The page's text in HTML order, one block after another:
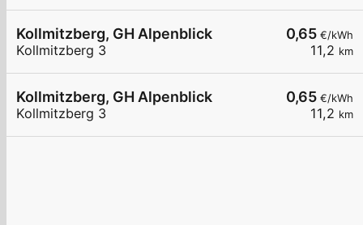
0,65 €/kWh
11,2 km
Kollmitzberg, GH Alpenblick
Kollmitzberg 3
0,65 €/kWh
11,2 km
Kollmitzberg, GH Alpenblick
Kollmitzberg 3